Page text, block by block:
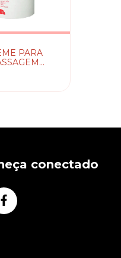
PARA
conectado